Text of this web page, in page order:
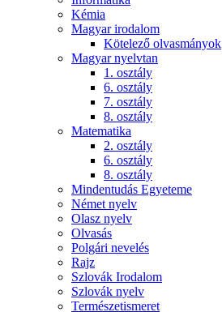
Kémia
Magyar irodalom
Kötelező olvasmányok
Magyar nyelvtan
1. osztály
6. osztály
7. osztály
8. osztály
Matematika
2. osztály
6. osztály
8. osztály
Mindentudás Egyeteme
Német nyelv
Olasz nyelv
Olvasás
Polgári nevelés
Rajz
Szlovák Irodalom
Szlovák nyelv
Természetismeret